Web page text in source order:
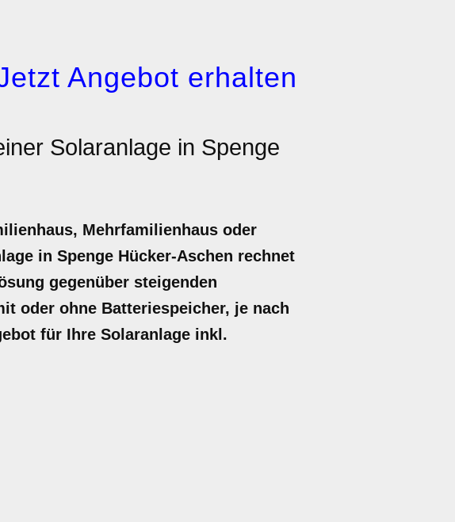
Angebot erhalten
Solaranlage in Spenge
Mehrfamilienhaus oder
in Spenge Hücker-Aschen rechnet
gegenüber steigenden
oder ohne Batteriespeicher, je nach
für Ihre Solaranlage inkl.